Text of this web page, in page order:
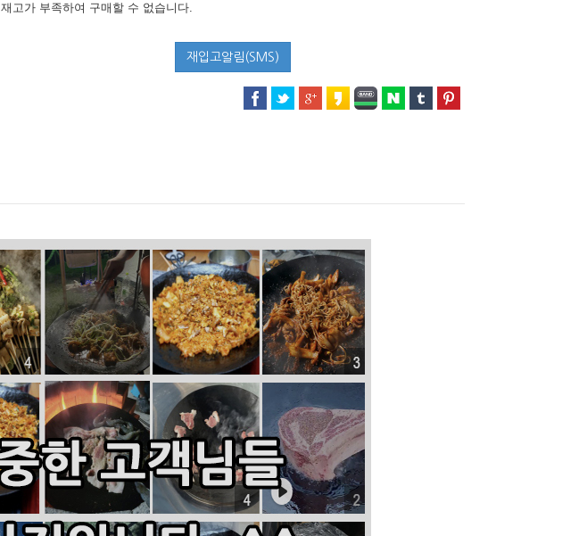
재고가 부족하여 구매할 수 없습니다.
재입고알림(SMS)